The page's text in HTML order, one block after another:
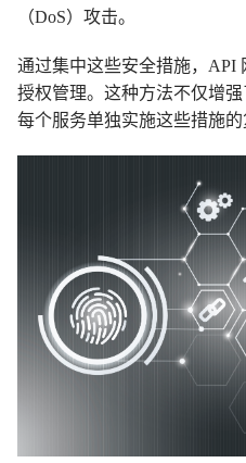
（DoS）攻击。
通过集中这些安全措施，API
授权管理。这种方法不仅增
每个服务单独实施这些措施的